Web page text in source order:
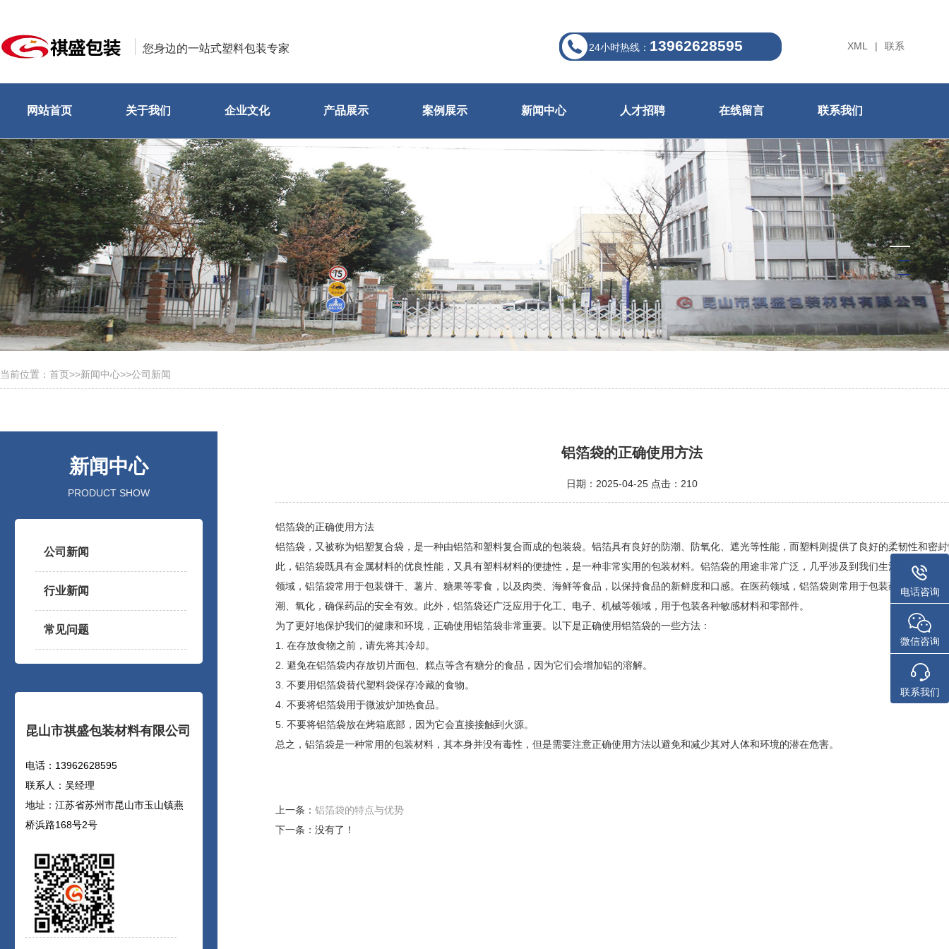
您身边的一站式塑料包装专家 24小时热线： 13962628595 XML | 联系
网站首页 关于我们 企业文化 产品展示 案例展示 新闻中心 人才招聘 在线留言 联系我们
当前位置： 首页>>新闻中心>>公司新闻
新闻中心
PRODUCT SHOW
公司新闻
行业新闻
常见问题
昆山市祺盛包装材料有限公司
电话：13962628595
联系人：吴经理
地址：江苏省苏州市昆山市玉山镇燕
桥浜路168号2号
铝箔袋的正确使用方法
日期：2025-04-25 点击：210
铝箔袋的正确使用方法
铝箔袋，又被称为铝塑复合袋，是一种由铝箔和塑料复合而成的包装袋。铝箔具有良好的防潮、防氧化、遮光等性能，而塑料则提供了良好的柔韧性和密
此，铝箔袋既具有金属材料的优良性能，又具有塑料材料的便捷性，是一种非常实用的包装材料。铝箔袋的用途非常广泛，几乎涉及到我们生活的方方面
领域，铝箔袋常用于包装饼干、薯片、糖果等零食，以及肉类、海鲜等食品，以保持食品的新鲜度和口感。在医药领域，铝箔袋则常用于包装药品，以防
潮、氧化，确保药品的安全有效。此外，铝箔袋还广泛应用于化工、电子、机械等领域，用于包装各种敏感材料和零部件。
为了更好地保护我们的健康和环境，正确使用铝箔袋非常重要。以下是正确使用铝箔袋的一些方法：
1. 在存放食物之前，请先将其冷却。
2. 避免在铝箔袋内存放切片面包、糕点等含有糖分的食品，因为它们会增加铝的溶解。
3. 不要用铝箔袋替代塑料袋保存冷藏的食物。
4. 不要将铝箔袋用于微波炉加热食品。
5. 不要将铝箔袋放在烤箱底部，因为它会直接接触到火源。
总之，铝箔袋是一种常用的包装材料，其本身并没有毒性，但是需要注意正确使用方法以避免和减少其对人体和环境的潜在危害。
上一条： 铝箔袋的特点与优势
下一条：没有了！
电话咨询
微信咨询
联系我们